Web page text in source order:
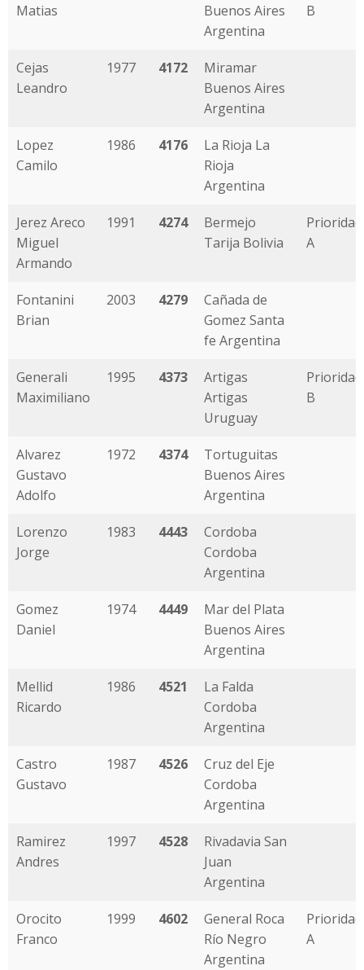
Matias
Buenos Aires
Argentina
B
Cejas
Leandro
1977 4172
Miramar
Buenos Aires
Argentina
Lopez
Camilo
1986 4176
La Rioja La
Rioja
Argentina
Jerez Areco
Miguel
Armando
1991 4274
Bermejo
Tarija Bolivia
Prioridad
A
Fontanini
Brian
2003 4279
Cañada de
Gomez Santa
fe Argentina
Generali
Maximiliano
1995 4373
Artigas
Artigas
Uruguay
Prioridad
B
Alvarez
Gustavo
Adolfo
1972 4374
Tortuguitas
Buenos Aires
Argentina
Lorenzo
Jorge
1983 4443
Cordoba
Cordoba
Argentina
Gomez
Daniel
1974 4449
Mar del Plata
Buenos Aires
Argentina
Mellid
Ricardo
1986 4521
La Falda
Cordoba
Argentina
Castro
Gustavo
1987 4526
Cruz del Eje
Cordoba
Argentina
Ramirez
Andres
1997 4528
Rivadavia San
Juan
Argentina
Orocito
Franco
1999 4602
General Roca
Río Negro
Argentina
Prioridad
A